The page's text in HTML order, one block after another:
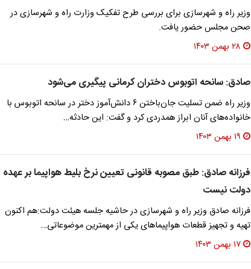
وزیر راه و شهرسازی برای بررسی طرح تفکیک وزارت راه و شهرسازی در
صحن مجلس حضور یافت.
۲۸ بهمن ۱۴۰۳
صادق: سانحه اتوبوس دختران کرمانی پیگیری می‌شود
وزیر راه ضمن تسلیت جان‌باختن ۶ دانش‌آموز دختر در سانحه‌ اتوبوس با
خانواده‌های آنان ابراز همدردی کرد و گفت: این حادثه…
۱۹ بهمن ۱۴۰۳
فرزانه صادق: طبق مصوبه قانونی تعیین نرخ بلیط هواپیما بر عهده
دولت نیست
فرزانه صادق وزیر راه و شهرسازی در حاشیه جلسه هیئت دولت:هم اکنون
تهیه و تجهیز قطعات هواپیماهای یکی از مهمترین موضوعاتی…
۱۷ بهمن ۱۴۰۳